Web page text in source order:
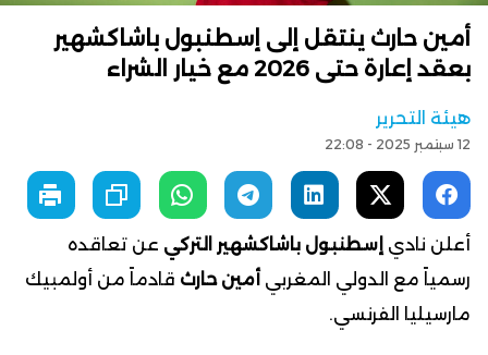
أمين حارث ينتقل إلى إسطنبول باشاكشهير
بعقد إعارة حتى 2026 مع خيار الشراء
هيئة التحرير
12 سبتمبر 2025 - 22:08
أعلن نادي إسطنبول باشاكشهير التركي عن تعاقده
رسمياً مع الدولي المغربي أمين حارث قادماً من أولمبيك
مارسيليا الفرنسي.